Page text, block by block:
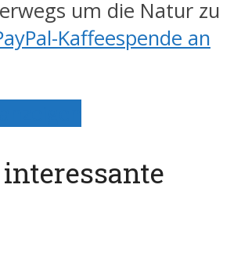
um die Natur zu
Kaffeespende an